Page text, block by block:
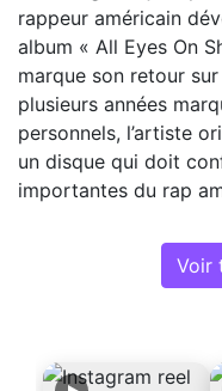
rappeur américain
album « All Eyes On
marque son retour
plusieurs années
personnels, l’artiste
un disque qui doit
importantes du rap
Voir